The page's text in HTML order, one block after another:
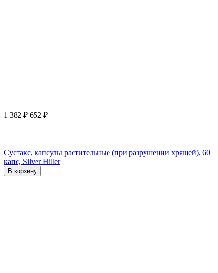
1 382 ₽ 652 ₽
Сустакс, капсулы растительные (при разрушении хрящей), 60
капс, Silver Hiller
В корзину